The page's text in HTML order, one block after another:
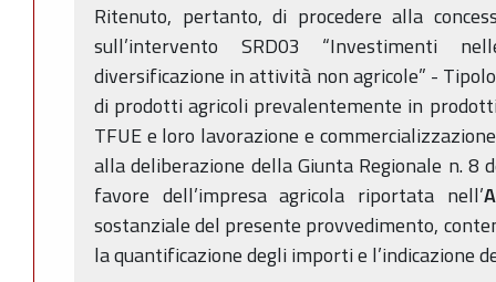
Ritenuto, pertanto, di procedere alla
sull’intervento SRD03 “Investimenti
diversificazione in attività non agricole” -
di prodotti agricoli prevalentemente in
TFUE e loro lavorazione e
alla deliberazione della Giunta Regionale n.
favore dell’impresa agricola riportata nell’
sostanziale del presente provvedimento,
la quantificazione degli importi e l’indicazione